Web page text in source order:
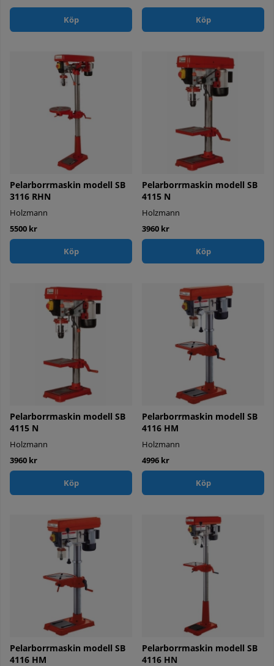
Köp Köp
Pelarborrmaskin modell SB
3116 RHN
Holzmann
5500 kr
Köp
Pelarborrmaskin modell SB
4115 N
Holzmann
3960 kr
Köp
Pelarborrmaskin modell SB
4115 N
Holzmann
3960 kr
Köp
Pelarborrmaskin modell SB
4116 HM
Holzmann
4996 kr
Köp
Pelarborrmaskin modell SB
4116 HM
Pelarborrmaskin modell SB
4116 HN